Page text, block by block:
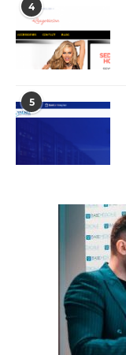
4
5